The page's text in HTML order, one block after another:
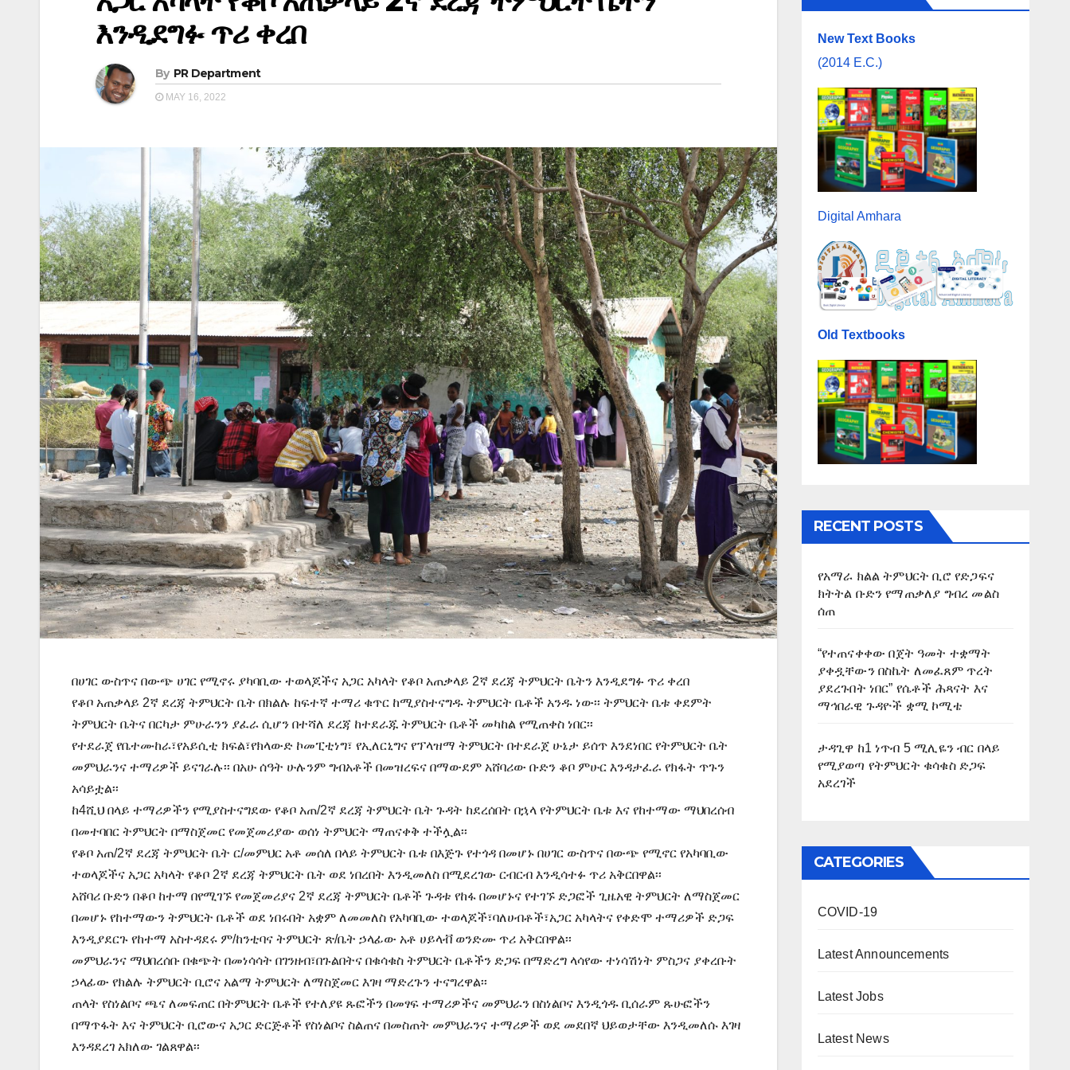
እንዲደግፉ ጥሪ ቀረበ
By PR Department
MAY 16, 2022
በሀገር ውስጥና በውጭ ሀገር የሚኖሩ ያካባቢው ተወላጆችና አጋር አካላት የቆቦ አጠቃላይ 2ኛ ደረጃ ትምህርት ቤትን እንዲደግፉ ጥሪ ቀረበ
የቆቦ አጠቃላይ 2ኛ ደረጃ ትምህርት ቤት በክልሉ ከፍተኛ ተማሪ ቁጥር ከሚያስተናግዱ ትምህርት ቤቶች አንዱ ነው፡፡ ትምህርት ቤቱ ቀደምት
ትምህርት ቤትና በርካታ ምሁራንን ያፈራ ሲሆን በተሻለ ደረጃ ከተደራጁ ትምህርት ቤቶች መካከል የሚጠቀስ ነበር፡፡
የተደራጀ የቤተሙከራ፣የአይሲቲ ክፍል፣የክላውድ ኮመፒቲነግ፣ የኢለርኒግና የፕላዝማ ትምህርት በተደራጀ ሁኔታ ይሰጥ እንደነበር የትምህርት ቤት
መምህራንና ተማሪዎች ይናገራሉ፡፡ በአሁ ሰዓት ሁሉንም ግብአቶች በመዝረፍና በማውደም አሸባሪው ቡድን ቆቦ ምሁር እንዳታፈራ የክፋት ጥጉን
አሳይቷል፡፡
ከ4ሺህ በላይ ተማሪዎችን የሚያስተናግደው የቆቦ አጠ/2ኛ ደረጃ ትምህርት ቤት ጉዳት ከደረሰበት በኋላ የትምህርት ቤቱ እና የከተማው ማህበረሰብ
በመተባበር ትምህርት በማስጀመር የመጀመሪያው ወሰነ ትምህርት ማጠናቀቅ ተችሏል፡፡
የቆቦ አጠ/2ኛ ደረጃ ትምህርት ቤት ር/መምህር አቶ መሰለ በላይ ትምህርት ቤቱ በእጅጉ የተጎዳ በመሆኑ በሀገር ውስጥና በውጭ የሚኖር የአካባቢው
ተወላጆችና አጋር አካላት የቆቦ 2ኛ ደረጃ ትምህርት ቤት ወደ ነበረበት እንዲመለስ በሚደረገው ርብርብ እንዲሳተፉ ጥሪ አቅርበዋል፡፡
አሸባሪ ቡድን በቆቦ ከተማ በየሚገኙ የመጀመሪያና 2ኛ ደረጃ ትምህርት ቤቶች ጉዳቱ የከፋ በመሆኑና የተገኙ ድጋፎች ጊዜአዊ ትምህርት ለማስጀመር
በመሆኑ የከተማውን ትምህርት ቤቶች ወደ ነበሩበት አቋም ለመመለስ የአካባቢው ተወላጆች፣ባለሀብቶች፣አጋር አካላትና የቀድሞ ተማሪዎች ድጋፍ
እንዲያደርጉ የከተማ አስተዳደሩ ም/ከንቲባና ትምህርት ጽ/ቤት ኃላፊው አቶ ሀይላቭ ወንድሙ ጥሪ አቅርበዋል፡፡
መምህራንና ማህበረሰቡ በቁጭት በመነሳሳት በገንዘብ፣በጉልበትና በቁሳቁስ ትምህርት ቤቶችን ድጋፍ በማድረግ ላሳየው ተነሳሽነት ምስጋና ያቀረቡት
ኃላፊው የክልሉ ትምህርት ቢሮና አልማ ትምህርት ለማስጀመር እገዛ ማድረጉን ተናግረዋል፡፡
ጠላት የስነልቦና ጫና ለመፍጠር በትምህርት ቤቶች የተለያዩ ጹፎችን በመፃፍ ተማሪዎችና መምህራን በስነልቦና እንዲጎዱ ቢሰራም ጹሁፎችን
በማጥፋት እና ትምህርት ቢሮውና አጋር ድርጅቶች የስነልቦና ስልጠና በመስጠት መምህራንና ተማሪዎች ወደ መደበኛ ህይወታቸው እንዲመለሱ እገዛ
እንዳደረገ አክለው ገልጸዋል፡፡
New Text Books
(2014 E.C.)
Digital Amhara
Old Textbooks
RECENT POSTS
የአማራ ክልል ትምህርት ቢሮ የድጋፍና
ክትትል ቡድን የማጠቃለያ ግብረ መልስ
ሰጠ
“የተጠናቀቀው በጀት ዓመት ተቋማት
ያቀዷቸውን በስኬት ለመፈጸም ጥረት
ያደረጉበት ነበር” የሴቶች ሕጻናት እና
ማኅበራዊ ጉዳዮች ቋሚ ኮሚቴ
ታዳጊዋ ከ1 ነጥብ 5 ሚሊዬን ብር በላይ
የሚያወጣ የትምህርት ቁሳቁስ ድጋፍ
አደረገች
CATEGORIES
COVID-19
Latest Announcements
Latest Jobs
Latest News